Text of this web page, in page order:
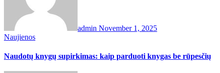
admin November 1, 2025
Naujienos
Naudotų knygų supirkimas: kaip parduoti knygas be rūpesčių